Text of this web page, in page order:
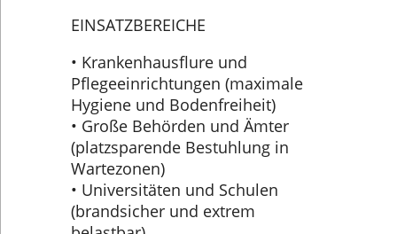
EINSATZBEREICHE
• Krankenhausflure und
Pflegeeinrichtungen (maximale
Hygiene und Bodenfreiheit)
• Große Behörden und Ämter
(platzsparende Bestuhlung in
Wartezonen)
• Universitäten und Schulen
(brandsicher und extrem